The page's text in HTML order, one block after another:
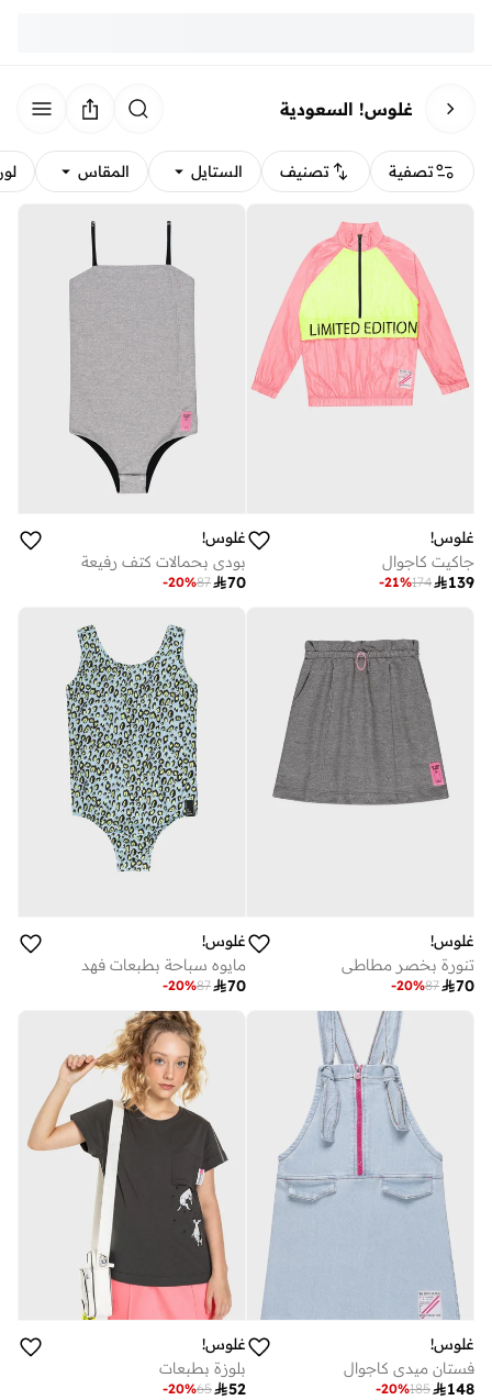
غلوس! السعودية
تصفية تصنيف الستايل المقاس
غلوس!
جاكيت كاجوال
139
174
-21%
غلوس!
بودي بحمالات كتف رفيعة
70
87
-20%
غلوس!
تنورة بخصر مطاطي
70
87
-20%
غلوس!
مايوه سباحة بطبعات فهد
70
87
-20%
غلوس!
فستان ميدي كاجوال
148
185
-20%
غلوس!
بلوزة بطبعات
52
65
-20%